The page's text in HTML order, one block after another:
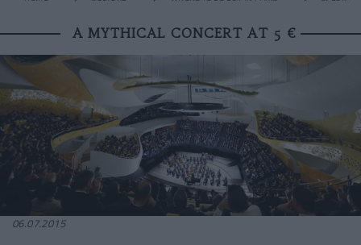
A MYTHICAL CONCERT AT 5 €
06.07.2015